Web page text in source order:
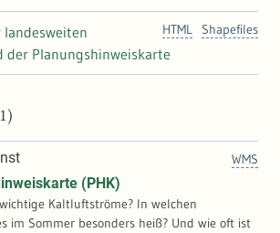
Shapefiles
HTML
landesweiten
der Planungshinweiskarte
WMS
(PHK)
Kaltluftströme? In welchen
im Sommer besonders heiß? Und wie oft ist